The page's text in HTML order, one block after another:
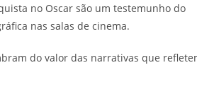
no Oscar são um testemunho do
nas salas de cinema.
do valor das narrativas que